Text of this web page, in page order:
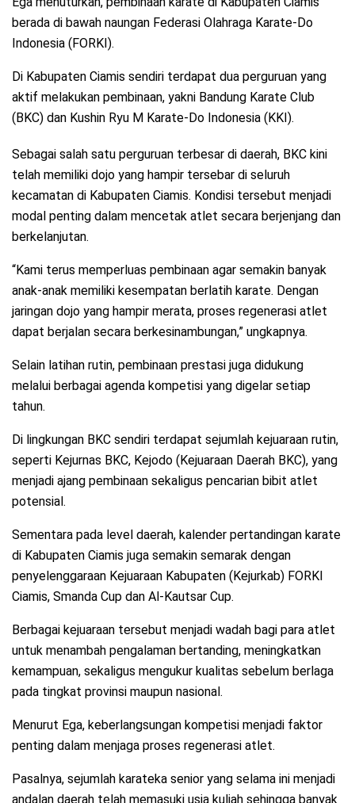
berada di bawah naungan Federasi Olahraga Karate-Do
Indonesia (FORKI).
Di Kabupaten Ciamis sendiri terdapat dua perguruan yang
aktif melakukan pembinaan, yakni Bandung Karate Club
(BKC) dan Kushin Ryu M Karate-Do Indonesia (KKI).
Sebagai salah satu perguruan terbesar di daerah, BKC kini
telah memiliki dojo yang hampir tersebar di seluruh
kecamatan di Kabupaten Ciamis. Kondisi tersebut menjadi
modal penting dalam mencetak atlet secara berjenjang dan
berkelanjutan.
“Kami terus memperluas pembinaan agar semakin banyak
anak-anak memiliki kesempatan berlatih karate. Dengan
jaringan dojo yang hampir merata, proses regenerasi atlet
dapat berjalan secara berkesinambungan,” ungkapnya.
Selain latihan rutin, pembinaan prestasi juga didukung
melalui berbagai agenda kompetisi yang digelar setiap
tahun.
Di lingkungan BKC sendiri terdapat sejumlah kejuaraan rutin,
seperti Kejurnas BKC, Kejodo (Kejuaraan Daerah BKC), yang
menjadi ajang pembinaan sekaligus pencarian bibit atlet
potensial.
Sementara pada level daerah, kalender pertandingan karate
di Kabupaten Ciamis juga semakin semarak dengan
penyelenggaraan Kejuaraan Kabupaten (Kejurkab) FORKI
Ciamis, Smanda Cup dan Al-Kautsar Cup.
Berbagai kejuaraan tersebut menjadi wadah bagi para atlet
untuk menambah pengalaman bertanding, meningkatkan
kemampuan, sekaligus mengukur kualitas sebelum berlaga
pada tingkat provinsi maupun nasional.
Menurut Ega, keberlangsungan kompetisi menjadi faktor
penting dalam menjaga proses regenerasi atlet.
Pasalnya, sejumlah karateka senior yang selama ini menjadi
andalan daerah telah memasuki usia kuliah sehingga banyak